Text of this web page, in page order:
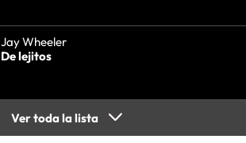
Jay Wheeler
De lejitos
Ver toda la lista